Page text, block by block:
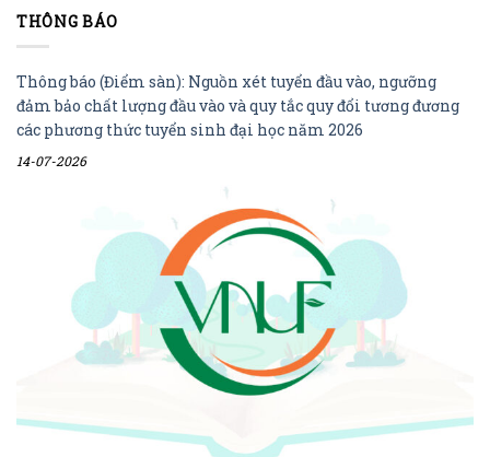
THÔNG BÁO
Thông báo (Điểm sàn): Nguồn xét tuyển đầu vào, ngưỡng
đảm bảo chất lượng đầu vào và quy tắc quy đổi tương đương
các phương thức tuyển sinh đại học năm 2026
14-07-2026